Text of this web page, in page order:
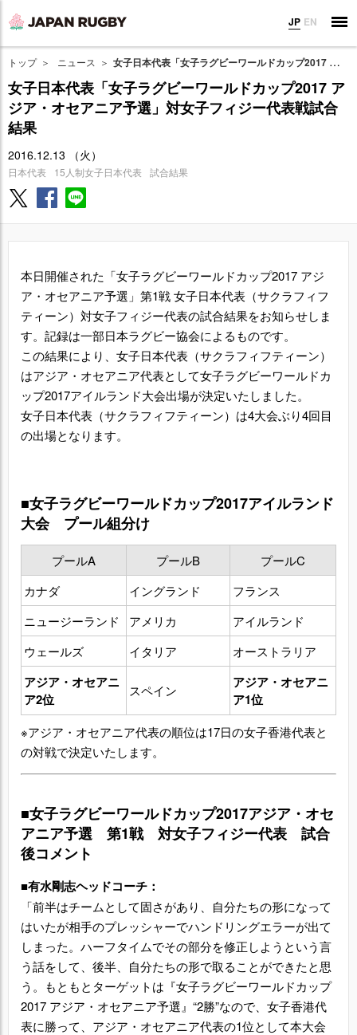
JP EN
トップ ニュース 女子日本代表「女子ラグビーワールドカップ2017 アジア・オセアニア予選」対女子フィジー代表戦試合結果
女子日本代表「女子ラグビーワールドカップ2017 ア
ジア・オセアニア予選」対女子フィジー代表戦試合
結果
2016.12.13 （火）
日本代表 15人制女子日本代表 試合結果
本日開催された「女子ラグビーワールドカップ2017 アジ
ア・オセアニア予選」第1戦 女子日本代表（サクラフィフ
ティーン）対女子フィジー代表の試合結果をお知らせしま
す。記録は一部日本ラグビー協会によるものです。
この結果により、女子日本代表（サクラフィフティーン）
はアジア・オセアニア代表として女子ラグビーワールドカ
ップ2017アイルランド大会出場が決定いたしました。
女子日本代表（サクラフィフティーン）は4大会ぶり4回目
の出場となります。
■女子ラグビーワールドカップ2017アイルランド
大会 プール組分け
プールA プールB
プールC
カナダ
イングランド
フランス
ニュージーランド
アメリカ
アイルランド
ウェールズ
イタリア オーストラリア
アジア・オセアニ
ア2位
スペイン
アジア・オセアニ
ア1位
※アジア・オセアニア代表の順位は17日の女子香港代表と
の対戦で決定いたします。
■女子ラグビーワールドカップ2017アジア・オセ
アニア予選 第1戦 対女子フィジー代表 試合
後コメント
■有水剛志ヘッドコーチ：
「前半はチームとして固さがあり、自分たちの形になって
はいたが相手のプレッシャーでハンドリングエラーが出て
しまった。ハーフタイムでその部分を修正しようという言
う話をして、後半、自分たちの形で取ることができたと思
う。もともとターゲットは『女子ラグビーワールドカップ
2017 アジア・オセアニア予選』“2勝”なので、女子香港代
表に勝って、アジア・オセアニア代表の1位として本大会